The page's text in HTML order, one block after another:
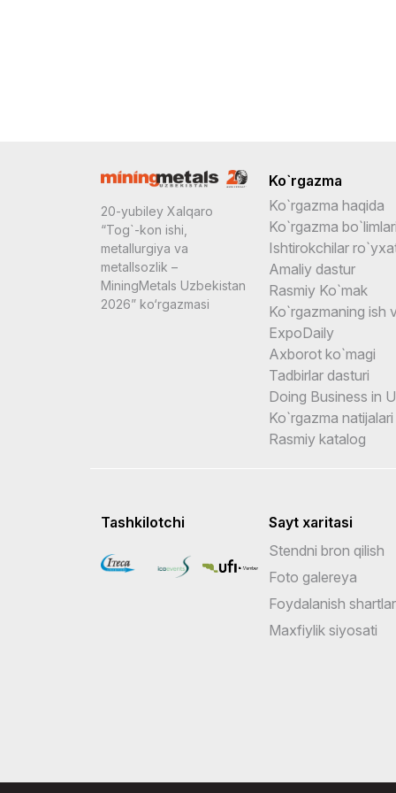
20-yubiley Хalqaro
“Tog`-kon ishi,
metallurgiya va
metallsozlik –
MiningMetals Uzbekistan
2026” ko‘rgazmasi
Ko`rgazma
Ko`rgazma haqida
Ko`rgazma bo`limlari
Ishtirokchilar
Amaliy dastur
Rasmiy Ko`mak
Ko`rgazmaning ish
ExpoDaily
Axborot ko`magi
Tadbirlar dasturi
Doing Business in
Ko`rgazma natijalari
Rasmiy katalog
Tashkilotchi
Sayt xaritasi
Stendni bron qilish
Foto galereya
Foydalanish
Maxfiylik siyosati